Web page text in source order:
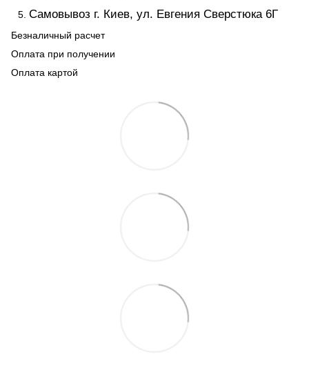
Самовывоз г. Киев, ул. Евгения Сверстюка 6Г
Безналичный расчет
Оплата при получении
Оплата картой